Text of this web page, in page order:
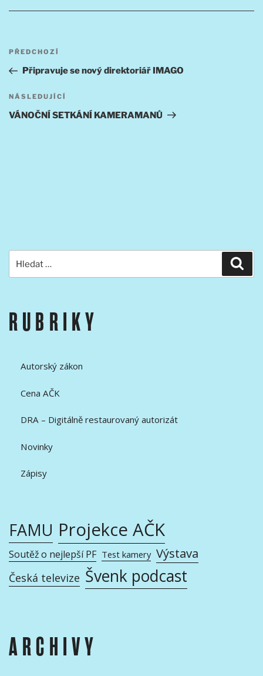
příspěvek
Předchozí
příspěvek
PŘEDCHOZÍ
Připravuje se nový direktoriář IMAGO
Následující
příspěvek
NÁSLEDUJÍCÍ
VÁNOČNÍ SETKÁNÍ KAMERAMANŮ
RUBRIKY
Autorský zákon
Cena AČK
DRA – Digitálně restaurovaný autorizát
Novinky
Zápisy
FAMU Projekce AČK
Soutěž o nejlepší PF Test kamery Výstava
Česká televize Švenk podcast
ARCHIVY